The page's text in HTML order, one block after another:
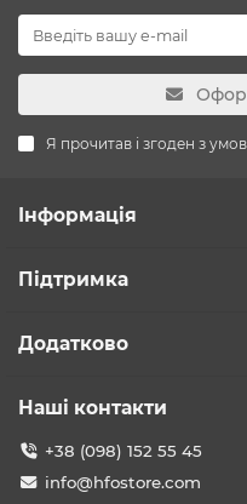
Я прочитав і згоден з
Інформація
Підтримка
Додатково
Наші контакти
+38 (098) 152 55 45
info@hfostore.com